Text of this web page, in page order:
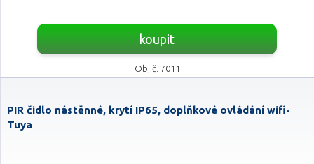
koupit
Obj.č. 7011
PIR čidlo nástěnné, krytí IP65, doplňkové ovládání wifi-
Tuya